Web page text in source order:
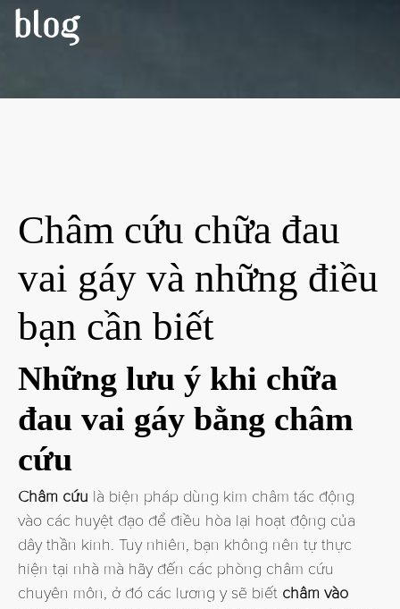
BLOG
Châm cứu chữa đau
vai gáy và những điều
bạn cần biết
Những lưu ý khi chữa
đau vai gáy bằng châm
cứu
Châm cứu là biện pháp dùng kim châm tác động
vào các huyệt đạo để điều hòa lại hoạt động của
dây thần kinh. Tuy nhiên, bạn không nên tự thực
hiện tại nhà mà hãy đến các phòng châm cứu
chuyên môn, ở đó các lương y sẽ biết châm vào